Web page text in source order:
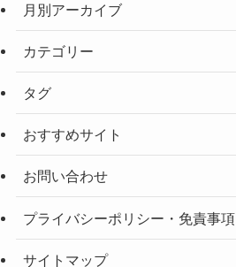
月別アーカイブ
カテゴリー
タグ
おすすめサイト
お問い合わせ
プライバシーポリシー・免責事項
サイトマップ